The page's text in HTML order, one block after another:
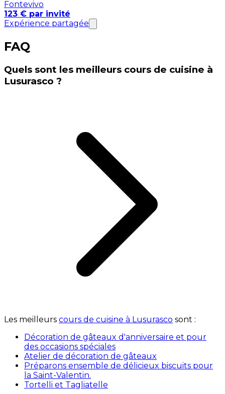
Fontevivo
123 € par invité
Expérience partagée
FAQ
Quels sont les meilleurs cours de cuisine à
Lusurasco ?
Les meilleurs cours de cuisine à Lusurasco sont :
Décoration de gâteaux d'anniversaire et pour
des occasions spéciales
Atelier de décoration de gâteaux
Préparons ensemble de délicieux biscuits pour
la Saint-Valentin.
Tortelli et Tagliatelle